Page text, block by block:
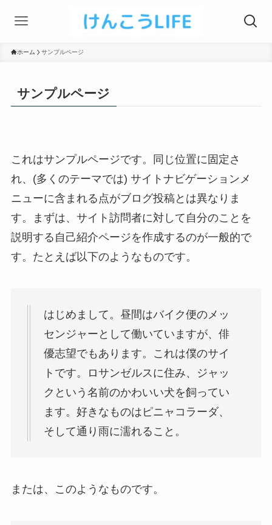
ホーム サンプルページ
サンプルページ
これはサンプルページです。同じ位置に固定さ
れ、(多くのテーマでは) サイトナビゲーションメ
ニューに含まれる点がブログ投稿とは異なりま
す。まずは、サイト訪問者に対して自分のことを
説明する自己紹介ページを作成するのが一般的で
す。たとえば以下のようなものです。
はじめまして。昼間はバイク便のメッ
センジャーとして働いていますが、俳
優志望でもあります。これは僕のサイ
トです。ロサンゼルスに住み、ジャッ
クという名前のかわいい犬を飼ってい
ます。好きなものはピニャコラーダ、
そして通り雨に濡れること。
または、このようなものです。